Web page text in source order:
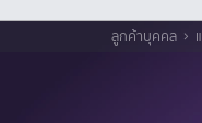
ลูกค้าบุคคล